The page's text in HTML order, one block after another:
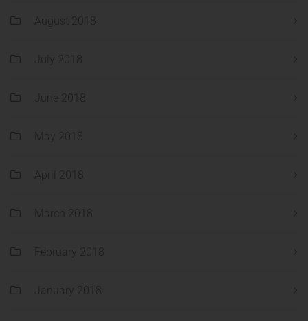
August 2018
July 2018
June 2018
May 2018
April 2018
March 2018
February 2018
January 2018